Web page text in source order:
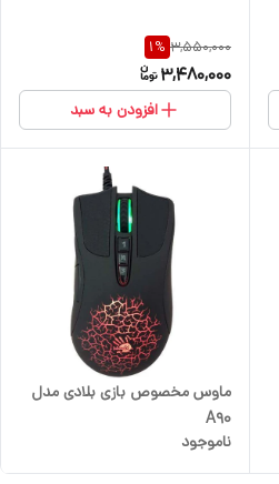
3,550,000
1%
3,480,000
افزودن به سبد
ماوس مخصوص بازی بلادی مدل
A90
ناموجود